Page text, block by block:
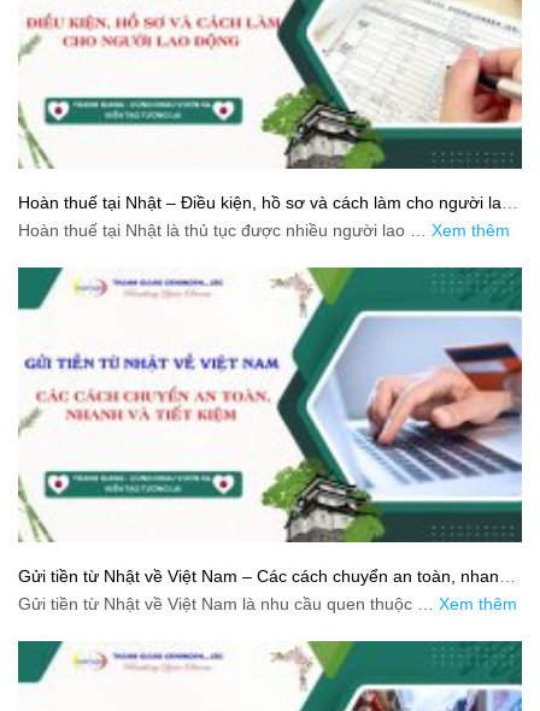
Hoàn thuế tại Nhật – Điều kiện, hồ sơ và cách làm cho người lao
động
Hoàn thuế tại Nhật là thủ tục được nhiều người lao … Xem thêm
Gửi tiền từ Nhật về Việt Nam – Các cách chuyển an toàn, nhanh
và tiết kiệm
Gửi tiền từ Nhật về Việt Nam là nhu cầu quen thuộc … Xem thêm